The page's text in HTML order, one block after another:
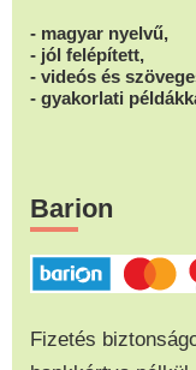
- magyar nyelvű,
- jól felépített,
- videós és
- gyakorlati
Barion
Fizetés